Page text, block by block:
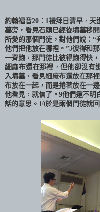
約翰福音20 ： 1禮拜日清早，天
墓旁，看見石頭已經從墳墓移開
所愛的那個門徒，對他們說：“
他們把他放在哪裡。”3彼得和
一齊跑，那門徒比彼得跑得快
細麻布還在那裡，但他卻沒有
入墳墓，看見細麻布還放在那裡
布放在一起，而是捲著放在一邊
他看見，就信了。9他們還不明
話的意思。 10於是兩個門徒就回